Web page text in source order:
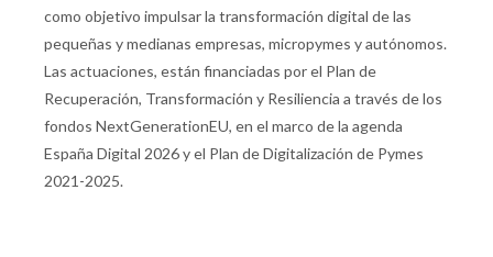
como objetivo impulsar la transformación digital de las
pequeñas y medianas empresas, micropymes y autónomos.
Las actuaciones, están financiadas por el Plan de
Recuperación, Transformación y Resiliencia a través de los
fondos NextGenerationEU, en el marco de la agenda
España Digital 2026 y el Plan de Digitalización de Pymes
2021-2025.